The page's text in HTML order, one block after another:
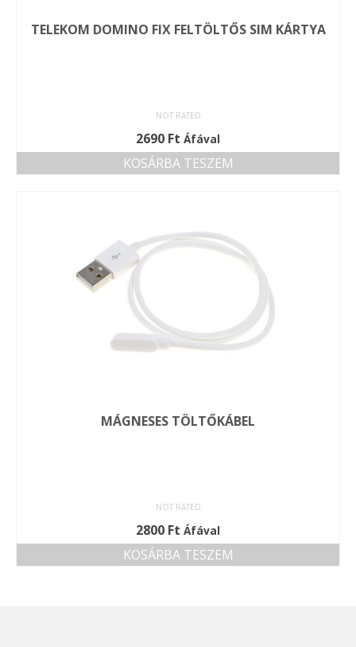
TELEKOM DOMINO FIX FELTÖLTŐS SIM KÁRTYA
NOT RATED
2690 Ft Áfával
KOSÁRBA TESZEM
MÁGNESES TÖLTŐKÁBEL
NOT RATED
2800 Ft Áfával
KOSÁRBA TESZEM